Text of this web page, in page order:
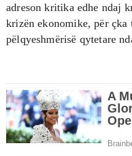
adreson kritika edhe ndaj
krizën ekonomike, për çka
pëlqyeshmërisë qytetare